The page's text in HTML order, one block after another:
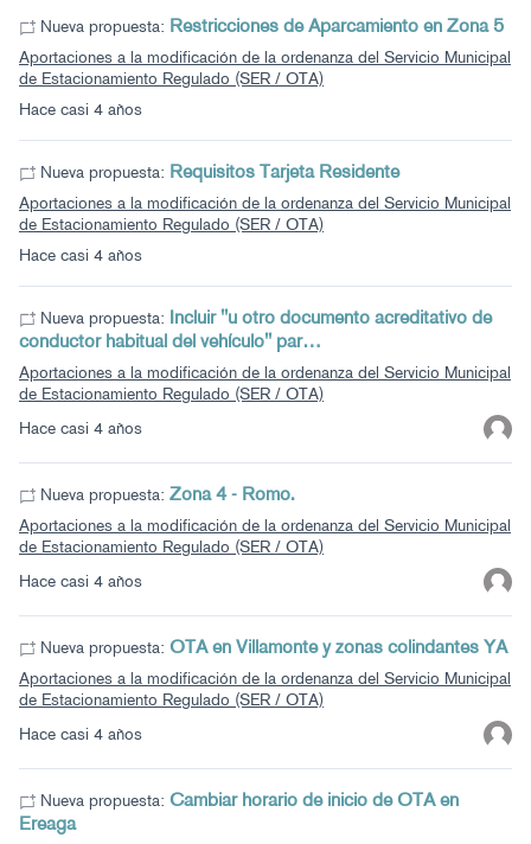
Hace casi 4 años
Nueva propuesta: Restricciones de Aparcamiento en Zona 5
Aportaciones a la modificación de la ordenanza del Servicio Municipal
de Estacionamiento Regulado (SER / OTA)
Hace casi 4 años
Nueva propuesta: Requisitos Tarjeta Residente
Aportaciones a la modificación de la ordenanza del Servicio Municipal
de Estacionamiento Regulado (SER / OTA)
Hace casi 4 años
Nueva propuesta: Incluir ''u otro documento acreditativo de
conductor habitual del vehículo'' par…
Aportaciones a la modificación de la ordenanza del Servicio Municipal
de Estacionamiento Regulado (SER / OTA)
Hace casi 4 años
Nueva propuesta: Zona 4 - Romo.
Aportaciones a la modificación de la ordenanza del Servicio Municipal
de Estacionamiento Regulado (SER / OTA)
Hace casi 4 años
Nueva propuesta: OTA en Villamonte y zonas colindantes YA
Aportaciones a la modificación de la ordenanza del Servicio Municipal
de Estacionamiento Regulado (SER / OTA)
Nueva propuesta: Cambiar horario de inicio de OTA en
Ereaga